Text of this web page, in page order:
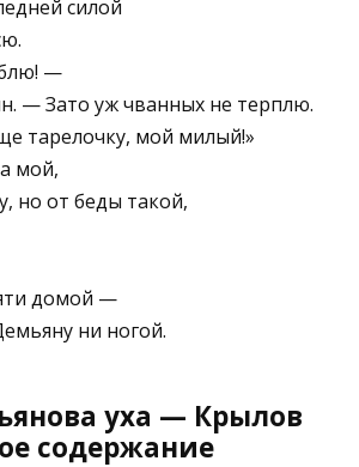
силой
—
— Зато уж чванных не терплю.
тарелочку, мой милый!»
мой,
но от беды такой,
домой —
ни ногой.
уха — Крылов
содержание